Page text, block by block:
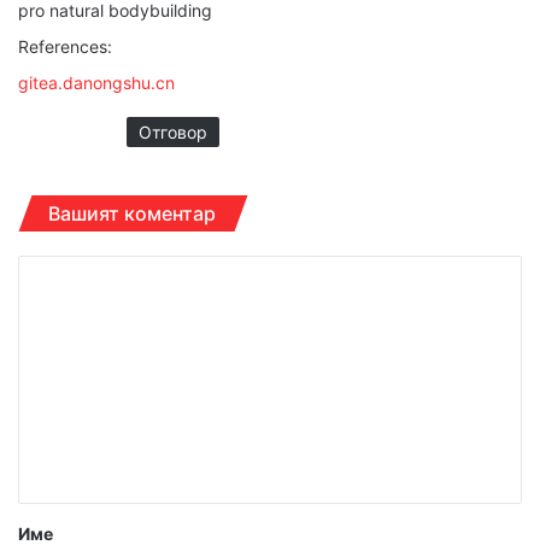
:
pro natural bodybuilding
References:
gitea.danongshu.cn
Отговор
Вашият коментар
р
Име